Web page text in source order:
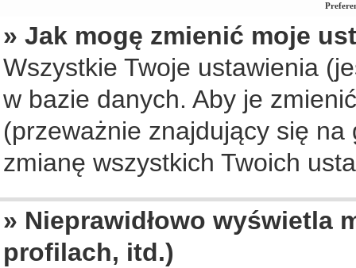
» Jak mogę zmienić moje
Wszystkie Twoje ustawienia
w bazie danych. Aby je
(przeważnie znajdujący się
zmianę wszystkich Twoich
» Nieprawidłowo wyświetla
profilach, itd.)